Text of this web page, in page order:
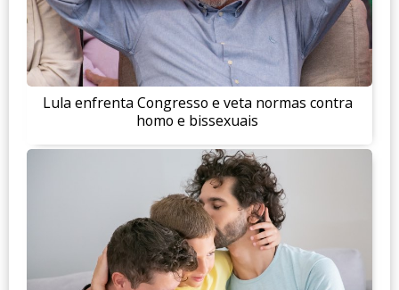
Lula enfrenta Congresso e veta normas contra
homo e bissexuais